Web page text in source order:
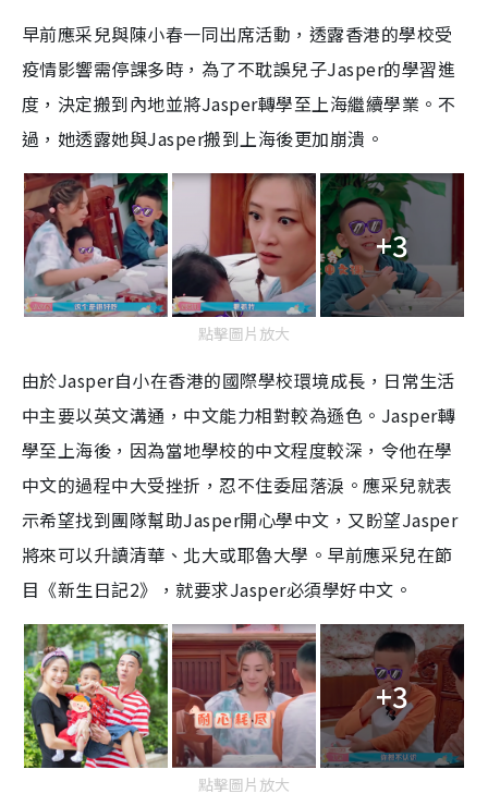
早前應采兒與陳小春一同出席活動，透露香港的學校受
疫情影響需停課多時，為了不耽誤兒子Jasper的學習進
度，決定搬到內地並將Jasper轉學至上海繼續學業。不
過，她透露她與Jasper搬到上海後更加崩潰。
+3
點擊圖片放大
由於Jasper自小在香港的國際學校環境成長，日常生活
中主要以英文溝通，中文能力相對較為遜色。 Jasper轉
學至上海後，因為當地學校的中文程度較深，令他在學
中文的過程中大受挫折，忍不住委屈落淚。應采兒就表
示希望找到團隊幫助Jasper開心學中文，又盼望Jasper
將來可以升讀清華、北大或耶魯大學。早前應采兒在節
目《新生日記2》，就要求Jasper必須學好中文。
+3
點擊圖片放大